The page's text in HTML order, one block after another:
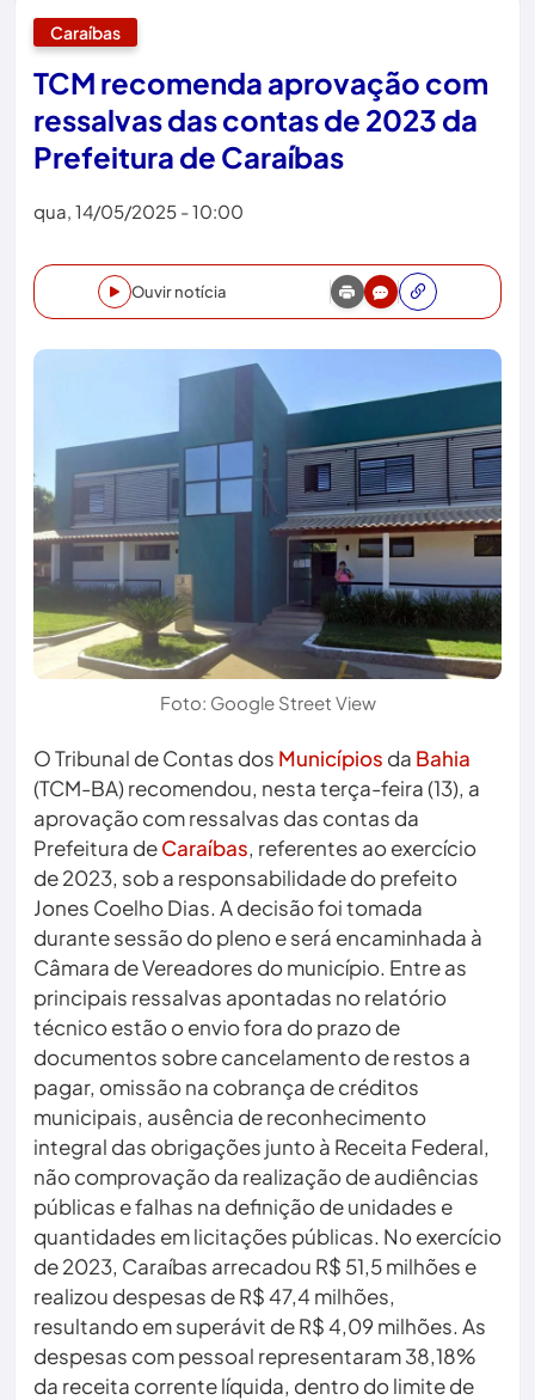
Caraíbas
TCM recomenda aprovação com
ressalvas das contas de 2023 da
Prefeitura de Caraíbas
qua, 14/05/2025 - 10:00
Ouvir notícia
Foto: Google Street View
O Tribunal de Contas dos Municípios da Bahia
(TCM-BA) recomendou, nesta terça-feira (13), a
aprovação com ressalvas das contas da
Prefeitura deCaraíbas, referentes ao exercício
de 2023, sob a responsabilidade do prefeito
Jones Coelho Dias. A decisão foi tomada
durante sessão do pleno e será encaminhada à
Câmara de Vereadores do município. Entre as
principais ressalvas apontadas no relatório
técnico estão o envio fora do prazo de
documentos sobre cancelamento de restos a
pagar, omissão na cobrança de créditos
municipais, ausência de reconhecimento
integral das obrigações junto à Receita Federal,
não comprovação da realização de audiências
públicas e falhas na definição de unidades e
quantidades em licitações públicas. No exercício
de 2023, Caraíbas arrecadou R$ 51,5 milhões e
realizou despesas de R$ 47,4 milhões,
resultando em superávit de R$ 4,09 milhões. As
despesas com pessoal representaram 38,18%
da receita corrente líquida, dentro do limite de